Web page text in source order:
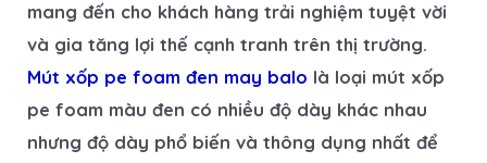
mang đến cho khách hàng trải nghiệm tuyệt vời
và gia tăng lợi thế cạnh tranh trên thị trường.
Mút xốp pe foam đen may balo là loại mút xốp
pe foam màu đen có nhiều độ dày khác nhau
nhưng độ dày phổ biến và thông dụng nhất để